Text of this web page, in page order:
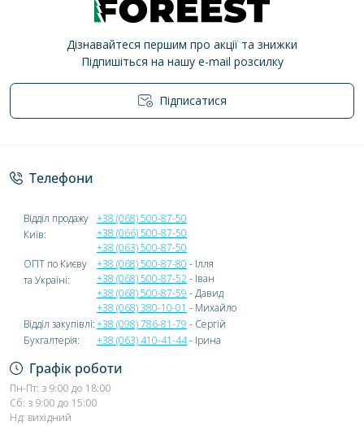
Дізнавайтеся першим про акції та знижки
Підпишіться на нашу e-mail розсилку
Підписатися
Телефони
Відділ продажу
Київ:
+38 (068) 500-87-50
+38 (066) 500-87-50
+38 (063) 500-87-50
ОПТ по Києву
та Україні:
+38 (068) 500-87-80 - Ілля
+38 (068) 500-87-52- Іван
+38 (068) 500-87-59 - Давид
+38 (068) 380-10-01 - Михайло
Відділ закупівлі:+38 (098) 786-81-79 - Сергій
Бухгалтерія:
+38 (063) 410-41-44- Ірина
Графік роботи
Пн-Пт: з 9:00 до 18:00
Сб: з 9:00 до 15:00
Нд: вихідний